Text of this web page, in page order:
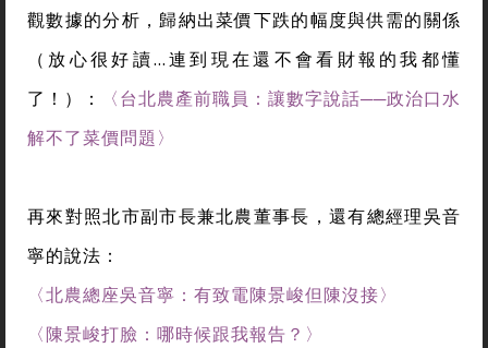
觀數據的分析，歸納出菜價下跌的幅度與供需的關係
（放心很好讀…連到現在還不會看財報的我都懂
了！）：
〈台北農產前職員：讓數字說話──政治口水
解不了菜價問題〉
再來對照北市副市長兼北農董事長，還有總經理吳音
寧的說法：
〈北農總座吳音寧：有致電陳景峻但陳沒接〉
〈陳景峻打臉：哪時候跟我報告？〉